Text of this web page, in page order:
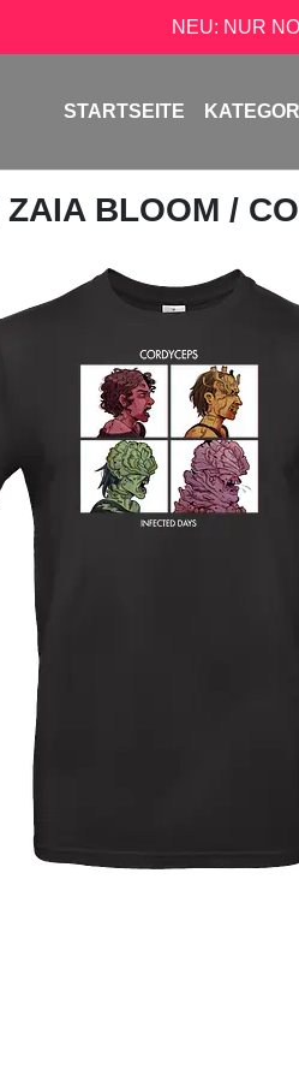
NEU: NUR
STARTSEITE
ZAIA BLOOM /